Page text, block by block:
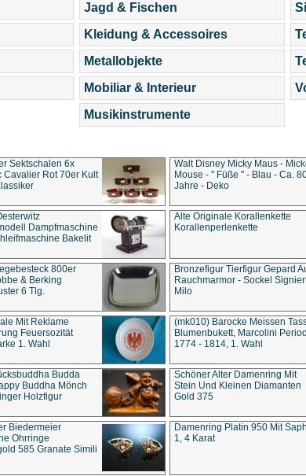
Jagd & Fischen
Kleidung & Accessoires
Metallobjekte
Mobiliar & Interieur
Musikinstrumente
Sektschalen 6x
Cavalier Rot 70er Kult
Walt Disney Micky Maus -
Mouse - " Füße " - Blau - Ca.
Jahre - Deko
Dampfmaschine
Bakelit
Alte Originale Korallenkette
Korallenperlenkette
800er
& Berking
6 Tlg.
Bronzefigur Tierfigur Gepard
Rauchmarmor - Sockel
Milo
Mit Reklame
Feuersozität
1. Wahl
(mk010) Barocke Meissen
Blumenbukett, Marcolini
1774 - 1814, 1. Wahl
Budda
Buddha Mönch
Holzfigur
Schöner Alter Damenring Mit
Stein Und Kleinen Diamanten
Gold 375
Biedermeier
Ohrringe
585 Granate Simili
Damenring Platin 950 Mit
1, 4 Karat